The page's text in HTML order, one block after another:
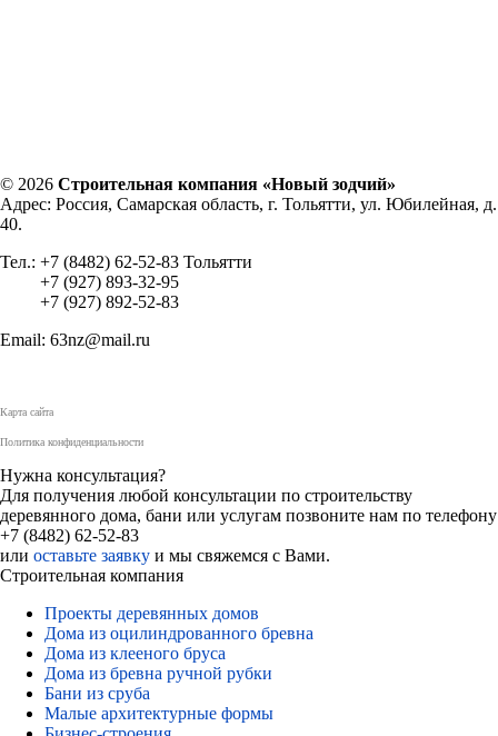
© 2026 Строительная компания «Новый зодчий»
Адрес: Россия, Самарская область, г. Тольятти, ул. Юбилейная, д.
40.
Тел.: +7 (8482) 62-52-83 Тольятти
+7 (927) 893-32-95
+7 (927) 892-52-83
Email: 63nz@mail.ru
Карта сайта
Политика конфиденциальности
Нужна консультация?
Для получения любой консультации по строительству
деревянного дома, бани или услугам позвоните нам по телефону
+7 (8482) 62-52-83
или оставьте заявку и мы свяжемся с Вами.
Строительная компания
Проекты деревянных домов
Дома из оцилиндрованного бревна
Дома из клееного бруса
Дома из бревна ручной рубки
Бани из сруба
Малые архитектурные формы